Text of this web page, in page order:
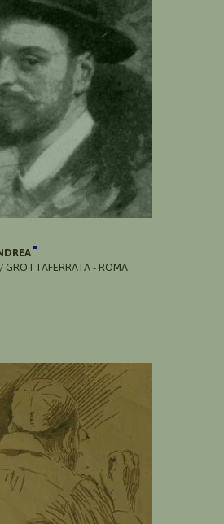
- ROMA